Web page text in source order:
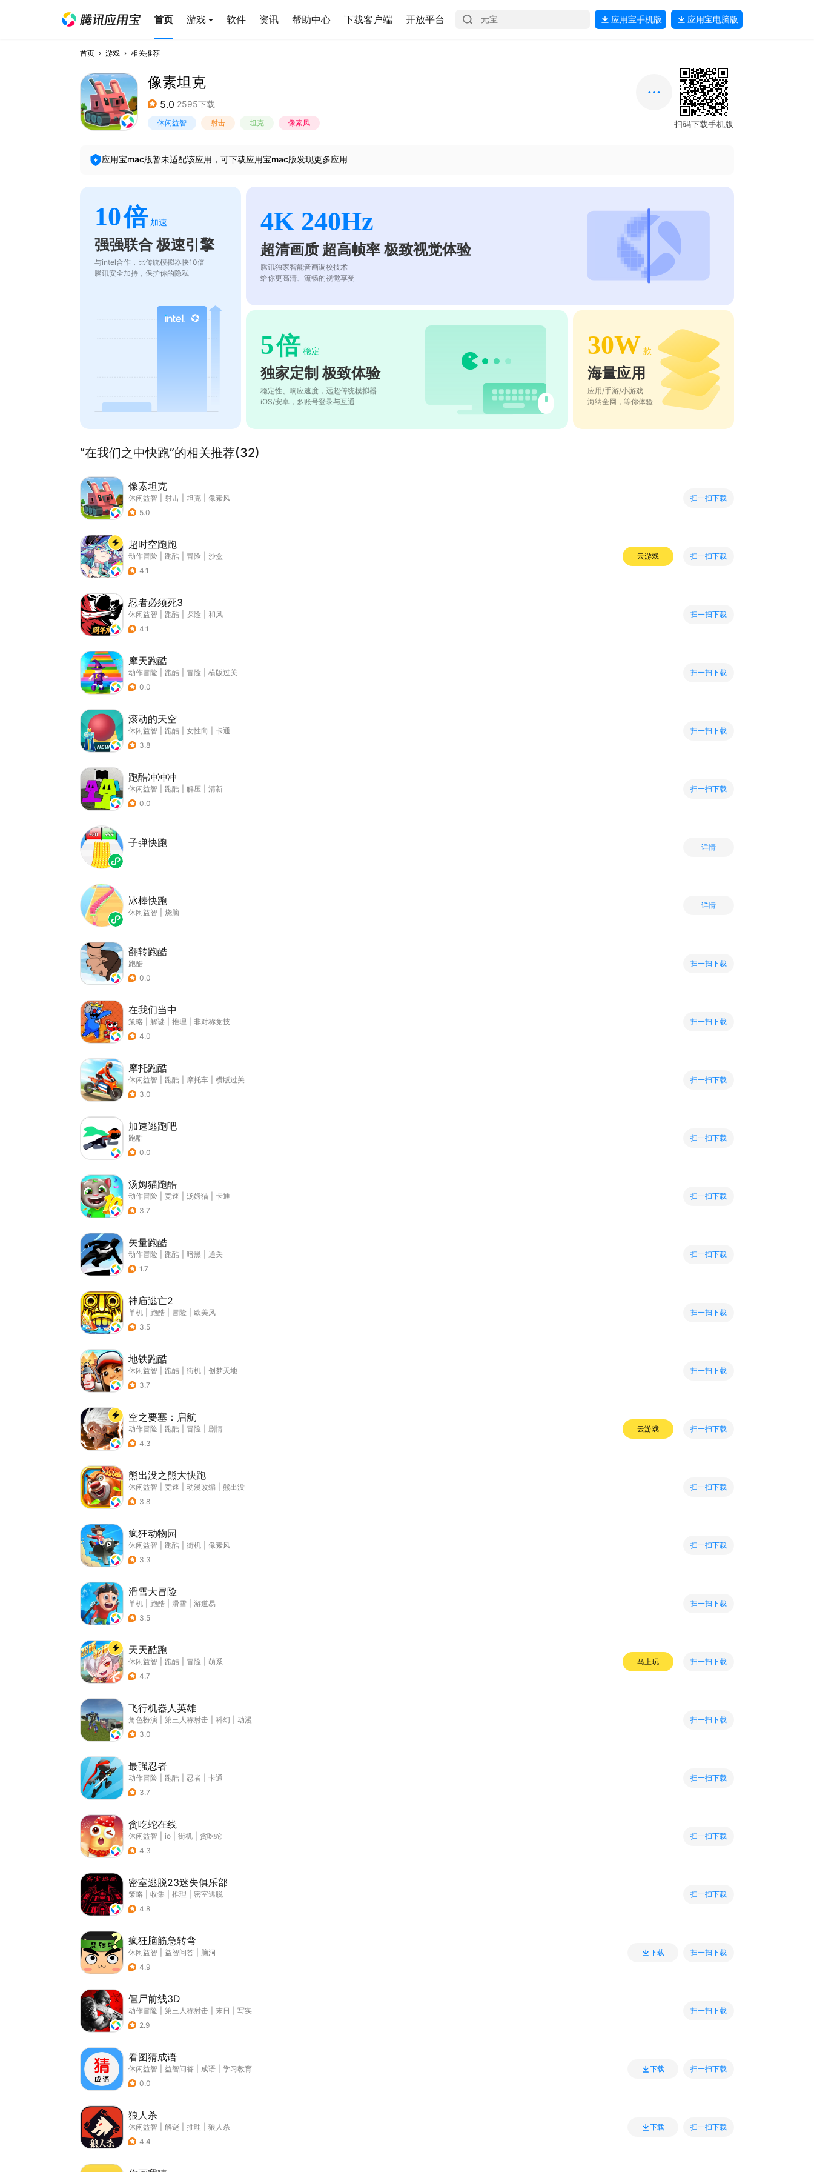
首页 游戏 软件 资讯 帮助中心 下载客户端 开放平台 应用宝手机版 应用宝电脑版
首页 游戏 相关推荐
像素坦克
5.0 2595下载
休闲益智 射击 坦克 像素风 扫码下载手机版
应用宝mac版暂未适配该应用，可下载应用宝mac版发现更多应用
10倍 加速
强强联合 极速引擎
与intel合作，比传统模拟器快10倍
腾讯安全加持，保护你的隐私
4K 240Hz
超清画质 超高帧率 极致视觉体验
腾讯独家智能音画调校技术
给你更高清、流畅的视觉享受
5倍 稳定
独家定制 极致体验
稳定性、响应速度，远超传统模拟器
iOS/安卓，多账号登录与互通
30W 款
海量应用
应用/手游/小游戏
海纳全网，等你体验
“在我们之中快跑”的相关推荐(32)
像素坦克
休闲益智 射击 坦克
像素风
5.0
扫一扫下载
超时空跑跑
动作冒险 跑酷 冒险
沙盒
4.1
云游戏 扫一扫下载
忍者必须死3
休闲益智 跑酷 探险
和风
4.1
扫一扫下载
摩天跑酷
动作冒险 跑酷 冒险
横版过关
0.0
扫一扫下载
滚动的天空
休闲益智 跑酷 女性向
卡通
3.8
扫一扫下载
跑酷冲冲冲
休闲益智 跑酷 解压
清新
0.0
扫一扫下载
子弹快跑 详情
冰棒快跑
休闲益智 烧脑
详情
翻转跑酷
跑酷
0.0
扫一扫下载
在我们当中
策略 解谜 推理
非对称竞技
4.0
扫一扫下载
摩托跑酷
休闲益智 跑酷 摩托车
横版过关
3.0
扫一扫下载
加速逃跑吧
跑酷
0.0
扫一扫下载
汤姆猫跑酷
动作冒险 竞速 汤姆猫
卡通
3.7
扫一扫下载
矢量跑酷
动作冒险 跑酷 暗黑
通关
1.7
扫一扫下载
神庙逃亡2
单机 跑酷 冒险
欧美风
3.5
扫一扫下载
地铁跑酷
休闲益智 跑酷 街机
创梦天地
3.7
扫一扫下载
空之要塞：启航
动作冒险 跑酷 冒险
剧情
4.3
云游戏 扫一扫下载
熊出没之熊大快跑
休闲益智 竞速 动漫改编
熊出没
3.8
扫一扫下载
疯狂动物园
休闲益智 跑酷 街机
像素风
3.3
扫一扫下载
滑雪大冒险
单机 跑酷 滑雪
游道易
3.5
扫一扫下载
天天酷跑
休闲益智 跑酷 冒险
萌系
4.7
马上玩 扫一扫下载
飞行机器人英雄
角色扮演 第三人称射击 科幻
动漫
3.0
扫一扫下载
最强忍者
动作冒险 跑酷 忍者
卡通
3.7
扫一扫下载
贪吃蛇在线
休闲益智 io 街机
贪吃蛇
4.3
扫一扫下载
密室逃脱23迷失俱乐部
策略 收集 推理
密室逃脱
4.8
扫一扫下载
疯狂脑筋急转弯
休闲益智 益智问答
脑洞
4.9
下载 扫一扫下载
僵尸前线3D
动作冒险 第三人称射击 末日
写实
2.9
扫一扫下载
看图猜成语
休闲益智 益智问答 成语
学习教育
0.0
下载 扫一扫下载
狼人杀
休闲益智 解谜 推理
狼人杀
4.4
下载 扫一扫下载